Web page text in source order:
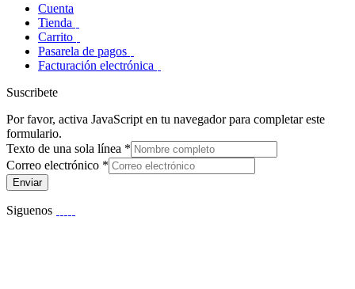
Cuenta
Tienda
Carrito
Pasarela de pagos
Facturación electrónica
Suscribete
Por favor, activa JavaScript en tu navegador para completar este
formulario.
Texto de una sola línea *
Correo electrónico *
Enviar
Siguenos